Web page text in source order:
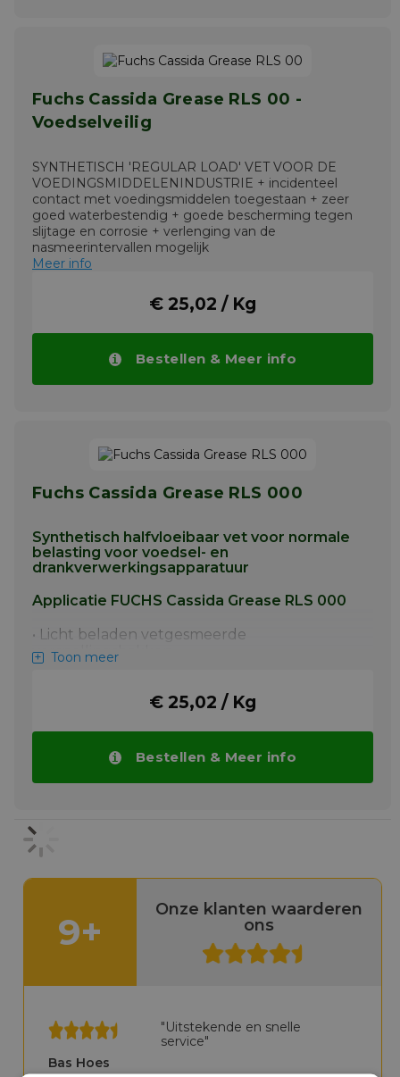
Fuchs Cassida Grease RLS 00 -
Voedselveilig
SYNTHETISCH 'REGULAR LOAD' VET VOOR DE
VOEDINGSMIDDELENINDUSTRIE + incidenteel
contact met voedingsmiddelen toegestaan + zeer
goed waterbestendig + goede bescherming tegen
slijtage en corrosie + verlenging van de
nasmeerintervallen mogelijk
Meer info
€ 25,02 / Kg
Bestellen & Meer info
Fuchs Cassida Grease RLS 000
Synthetisch halfvloeibaar vet voor normale
belasting voor voedsel- en
drankverwerkingsapparatuur
Applicatie FUCHS Cassida Grease RLS 000
• Licht beladen vetgesmeerde
versnellingsbakken
geautomatiseerde olie-/vetsmeersystemen
Toon meer
€ 25,02 / Kg
Bestellen & Meer info
9+
Onze klanten waarderen
ons
Bas Hoes
"Uitstekende en snelle
service"